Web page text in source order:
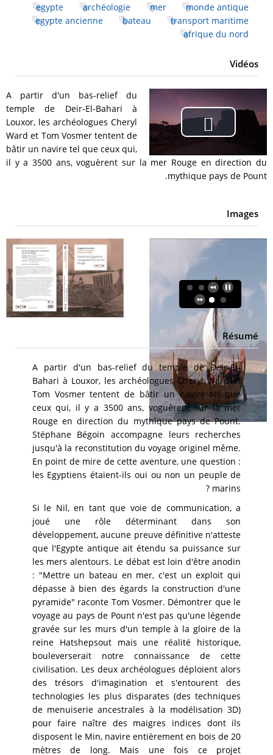
egypte
archéologie mer
monde antique
egypte ancienne
bateau
transport maritime
afrique du nord
Vidéos
Play
Video
A partir d'un bas-relief du
temple de Deir-El-Bahari à
Louxor, les archéologues Cheryl
Ward et Tom Vosmer tentent de
bâtir un navire tel que ceux qui,
il y a 3500 ans, voguèrent sur la mer Rouge en direction du
mythique pays de Pount.
Images
Résumé
A partir d'un bas-relief du temple de Deir-El-
Bahari à Louxor, les archéologues Cheryl Ward et
Tom Vosmer tentent de bâtir un navire tel que
ceux qui, il y a 3500 ans, voguèrent sur la mer
Rouge en direction du mythique pays de Pount.
Stéphane Bégoin accompagne leurs recherches
jusqu'à la reconstitution du voyage originel même.
En point de mire de cette aventure, une question :
les Egyptiens étaient-ils oui ou non un peuple de
marins ?
Si le Nil, en tant que voie de communication, a
joué une rôle déterminant dans son
développement, aucune preuve définitive n'atteste
que l'Egypte antique ait étendu sa puissance sur
les mers alentours. Le débat est loin d'être anodin
: "Mettre un bateau en mer, c'est un exploit qui
dépasse à bien des égards la construction d'une
pyramide" raconte Tom Vosmer. Démontrer que le
voyage au pays de Pount n'est pas qu'une légende
gravée sur les murs d'un temple à la gloire de la
reine Hatshepsout mais une réalité historique,
bouleverserait notre connaissance de cette
civilisation. Les deux archéologues déploient alors
des trésors d'imagination et s'entourent des
technologies les plus disparates (des techniques
de menuiserie ancestrales à la modélisation 3D)
pour faire naître des maigres indices dont ils
disposent le Min, navire entièrement en bois de 20
mètres de long. Mais une fois ce projet